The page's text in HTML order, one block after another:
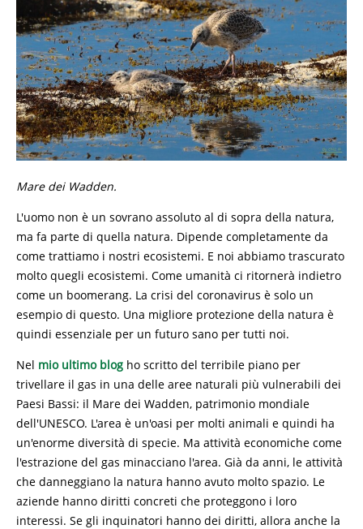
Mare dei Wadden.
L'uomo non è un sovrano assoluto al di sopra della natura,
ma fa parte di quella natura. Dipende completamente da
come trattiamo i nostri ecosistemi. E noi abbiamo trascurato
molto quegli ecosistemi. Come umanità ci ritornerà indietro
come un boomerang. La crisi del coronavirus è solo un
esempio di questo. Una migliore protezione della natura è
quindi essenziale per un futuro sano per tutti noi.
Nel mio ultimo blog ho scritto del terribile piano per
trivellare il gas in una delle aree naturali più vulnerabili dei
Paesi Bassi: il Mare dei Wadden, patrimonio mondiale
dell'UNESCO. L'area è un'oasi per molti animali e quindi ha
un'enorme diversità di specie. Ma attività economiche come
l'estrazione del gas minacciano l'area. Già da anni, le attività
che danneggiano la natura hanno avuto molto spazio. Le
aziende hanno diritti concreti che proteggono i loro
interessi. Se gli inquinatori hanno dei diritti, allora anche la